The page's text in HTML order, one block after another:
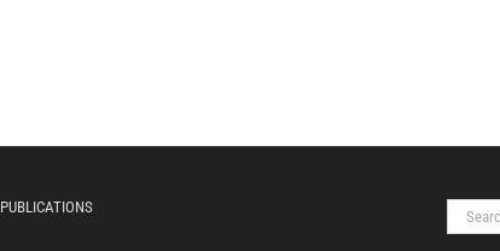
PUBLICATIONS
Search
for: